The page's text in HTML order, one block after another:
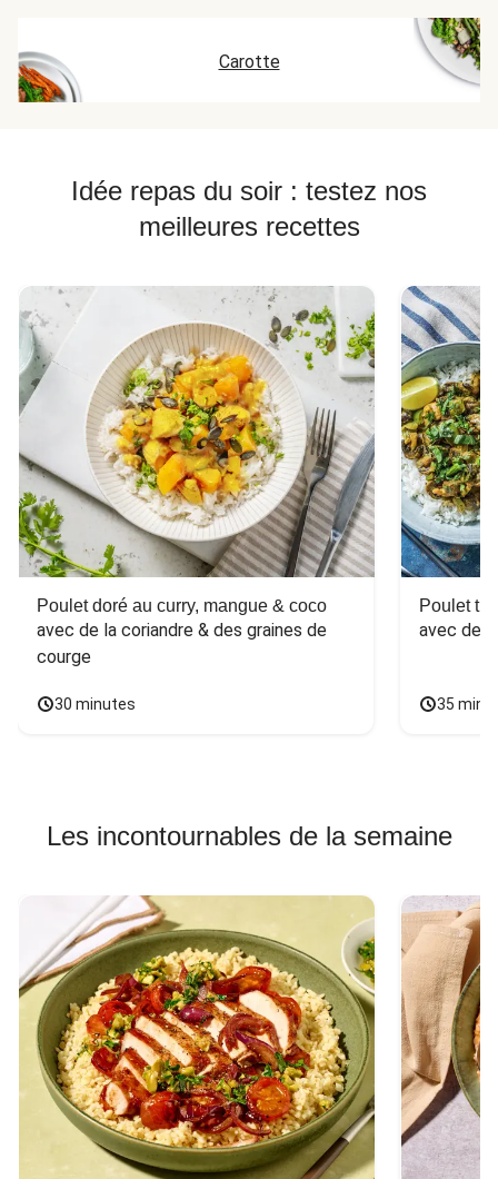
Carotte
Idée repas du soir : testez nos
meilleures recettes
Poulet doré au curry, mangue & coco
avec de la coriandre & des graines de
courge
30 minutes
Poulet
avec des
35
Les incontournables de la semaine